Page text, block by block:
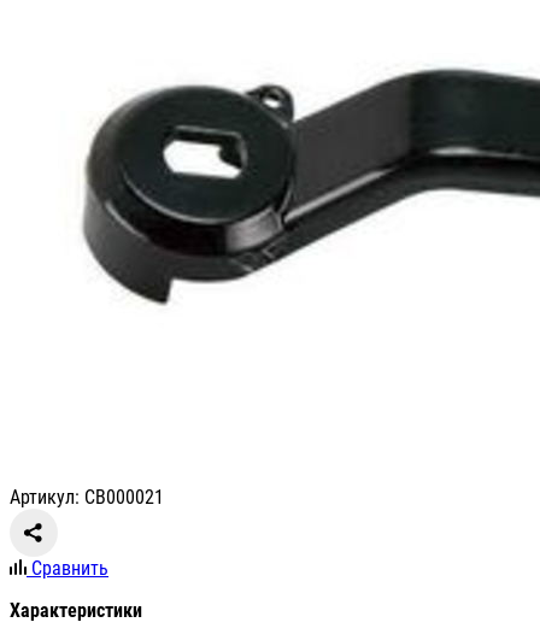
Артикул: CB000021
Сравнить
Характеристики